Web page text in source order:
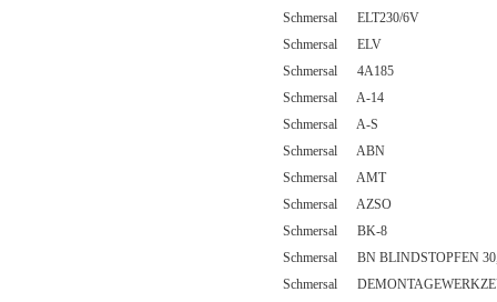
Schmersal ELT230/6V
Schmersal ELV
Schmersal 4A185
Schmersal A-14
Schmersal A-S
Schmersal ABN
Schmersal AMT
Schmersal AZSO
Schmersal BK-8
Schmersal BN BLINDSTOPFEN
Schmersal